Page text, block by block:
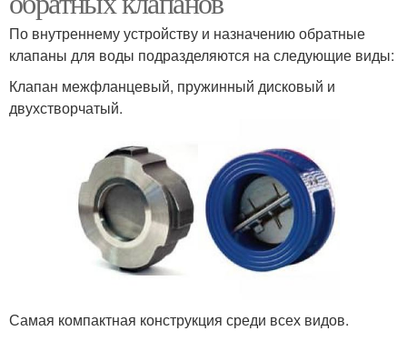
По внутреннему устройству и назначению обратные
клапаны для воды подразделяются на следующие виды:
Клапан межфланцевый, пружинный дисковый и
двухстворчатый.
Самая компактная конструкция среди всех видов.